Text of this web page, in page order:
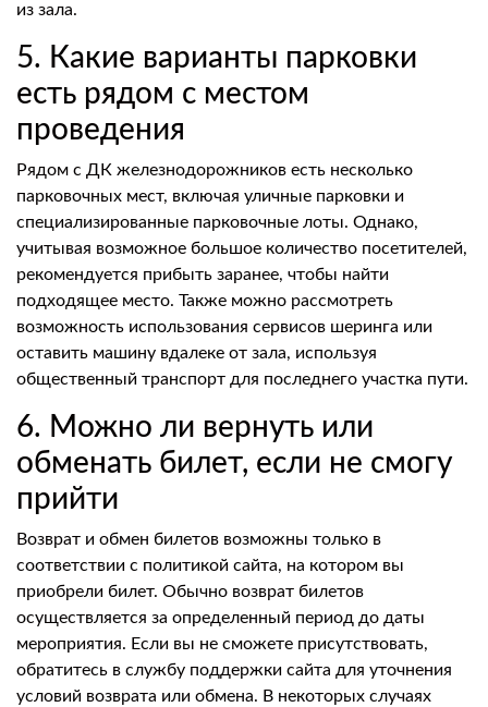
из зала.
5. Какие варианты парковки
есть рядом с местом
проведения
Рядом с ДК железнодорожников есть несколько
парковочных мест, включая уличные парковки и
специализированные парковочные лоты. Однако,
учитывая возможное большое количество посетителей,
рекомендуется прибыть заранее, чтобы найти
подходящее место. Также можно рассмотреть
возможность использования сервисов шеринга или
оставить машину вдалеке от зала, используя
общественный транспорт для последнего участка пути.
6. Можно ли вернуть или
обменать билет, если не смогу
прийти
Возврат и обмен билетов возможны только в
соответствии с политикой сайта, на котором вы
приобрели билет. Обычно возврат билетов
осуществляется за определенный период до даты
мероприятия. Если вы не сможете присутствовать,
обратитесь в службу поддержки сайта для уточнения
условий возврата или обмена. В некоторых случаях